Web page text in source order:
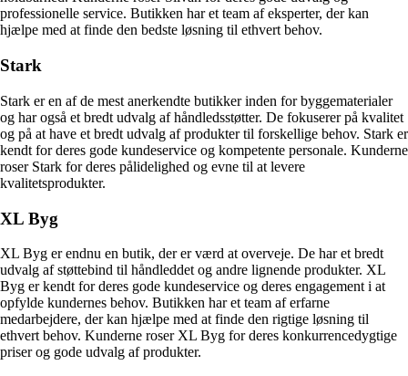
professionelle service. Butikken har et team af eksperter, der kan
hjælpe med at finde den bedste løsning til ethvert behov.
Stark
Stark er en af de mest anerkendte butikker inden for byggematerialer
og har også et bredt udvalg af håndledsstøtter. De fokuserer på kvalitet
og på at have et bredt udvalg af produkter til forskellige behov. Stark er
kendt for deres gode kundeservice og kompetente personale. Kunderne
roser Stark for deres pålidelighed og evne til at levere
kvalitetsprodukter.
XL Byg
XL Byg er endnu en butik, der er værd at overveje. De har et bredt
udvalg af støttebind til håndleddet og andre lignende produkter. XL
Byg er kendt for deres gode kundeservice og deres engagement i at
opfylde kundernes behov. Butikken har et team af erfarne
medarbejdere, der kan hjælpe med at finde den rigtige løsning til
ethvert behov. Kunderne roser XL Byg for deres konkurrencedygtige
priser og gode udvalg af produkter.